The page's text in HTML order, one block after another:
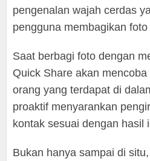
pengenalan wajah cerdas
pengguna membagikan
Saat berbagi foto dengan
Quick Share akan
orang yang terdapat di
proaktif menyarankan
kontak sesuai dengan hasil
Bukan hanya sampai di